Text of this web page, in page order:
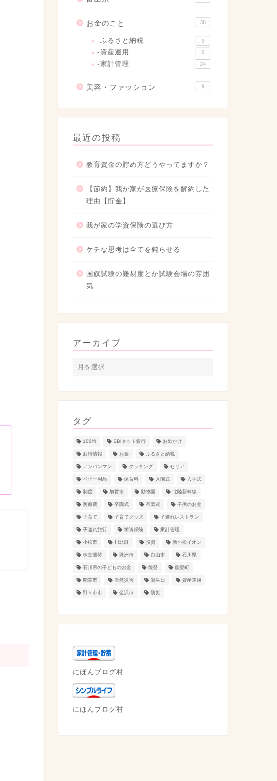
お金のこと 38
-ふるさと納税 9
-資産運用 5
-家計管理 24
美容・ファッション 9
最近の投稿
教育資金の貯め方どうやってますか？
【節約】我が家が医療保険を解約した
理由【貯金】
我が家の学資保険の選び方
ケチな思考は全てを鈍らせる
国旗試験の難易度とか試験会場の雰囲
気
アーカイブ
タグ
100均 SBIネット銀行 お出かけ
お得情報 お金 ふるさと納税
アンパンマン クッキング セリア
ベビー用品 保育料 入園式 入学式
制度 加賀市 動物園 北陸新幹線
医療費 卒園式 卒業式 子供のお金
子育て 子育てグッズ 子連れレストラン
子連れ旅行 学資保険 家計管理
小松市 川北町 投資 新小松イオン
株主優待 珠洲市 白山市 石川県
石川県の子どものお金 能登 能登町
能美市 自然災害 誕生日 資産運用
野々市市 金沢市 防災
にほんブログ村
にほんブログ村